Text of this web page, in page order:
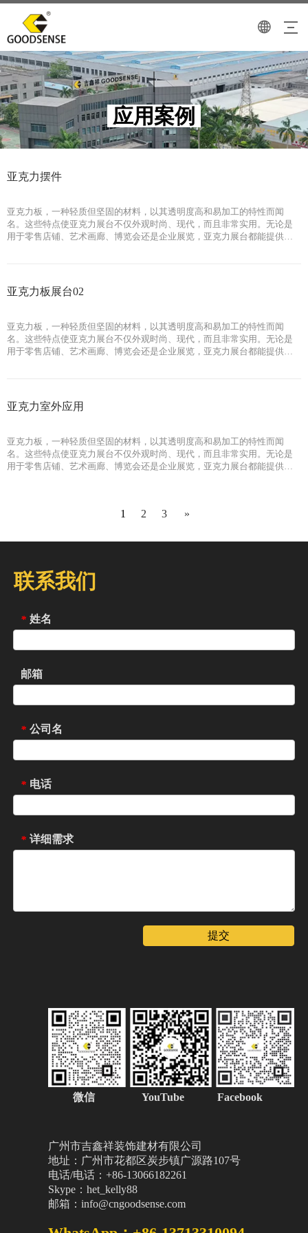
应用案例
亚克力摆件
亚克力板，一种轻质但坚固的材料，以其透明度高和易加工的特性而闻
名。这些特点使亚克力展台不仅外观时尚、现代，而且非常实用。无论是
用于零售店铺、艺术画廊、博览会还是企业展览，亚克力展台都能提供一
亚克力材料都能满足您的需求。 亚克力展台的透明度和光泽度也为产品展
示提供了独特的优势。它们可以通过内置照明或特殊效果，如激光切割和
别适合于展示产品，如珠
亚克力板展台02
亚克力板，一种轻质但坚固的材料，以其透明度高和易加工的特性而闻
名。这些特点使亚克力展台不仅外观时尚、现代，而且非常实用。无论是
用于零售店铺、艺术画廊、博览会还是企业展览，亚克力展台都能提供一
亚克力材料都能满足您的需求。 亚克力展台的透明度和光泽度也为产品展
示提供了独特的优势。它们可以通过内置照明或特殊效果，如激光切割和
别适合于展示产品，如珠
亚克力室外应用
亚克力板，一种轻质但坚固的材料，以其透明度高和易加工的特性而闻
名。这些特点使亚克力展台不仅外观时尚、现代，而且非常实用。无论是
用于零售店铺、艺术画廊、博览会还是企业展览，亚克力展台都能提供一
亚克力材料都能满足您的需求。 亚克力展台的透明度和光泽度也为产品展
雕刻，来进一步增强视觉吸引力。这种独特的视觉效果使得亚克力展台特
1 2 3 »
联系我们
* 姓名
邮箱
* 公司名
* 电话
* 详细需求
提交
微信 YouTube Facebook
广州市吉鑫祥装饰建材有限公司
地址：广州市花都区炭步镇广源路107号
电话/电话：+86-13066182261
Skype：het_kelly88
邮箱：info@cngoodsense.com